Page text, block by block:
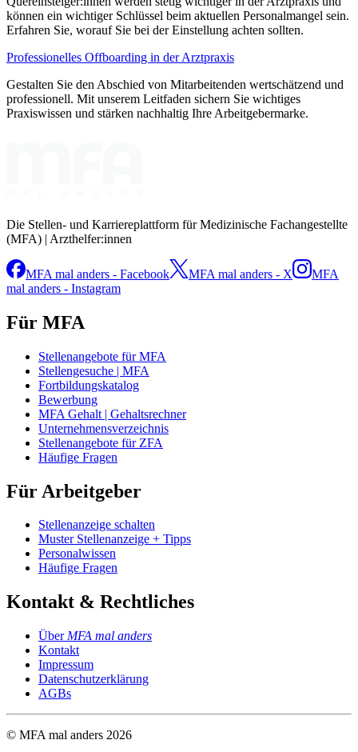
können ein wichtiger Schlüssel beim aktuellen Personalmangel sein.
Erfahren Sie, worauf Sie bei der Einstellung achten sollten.
Professionelles Offboarding in der Arztpraxis
Gestalten Sie den Abschied von Mitarbeitenden wertschätzend und
professionell. Mit unserem Leitfaden sichern Sie wichtiges
Praxiswissen und stärken nachhaltig Ihre Arbeitgebermarke.
Die Stellen- und Karriereplattform für Medizinische Fachangestellte
(MFA) | Arzthelfer:innen
MFA mal anders - Facebook MFA mal anders - X
MFA
mal anders - Instagram
Für MFA
Stellenangebote für MFA
Stellengesuche | MFA
Fortbildungskatalog
Bewerbung
MFA Gehalt | Gehaltsrechner
Unternehmensverzeichnis
Stellenangebote für ZFA
Häufige Fragen
Für Arbeitgeber
Stellenanzeige schalten
Muster Stellenanzeige + Tipps
Personalwissen
Häufige Fragen
Kontakt & Rechtliches
Über MFA mal anders
Kontakt
Impressum
Datenschutzerklärung
AGBs
© MFA mal anders 2026